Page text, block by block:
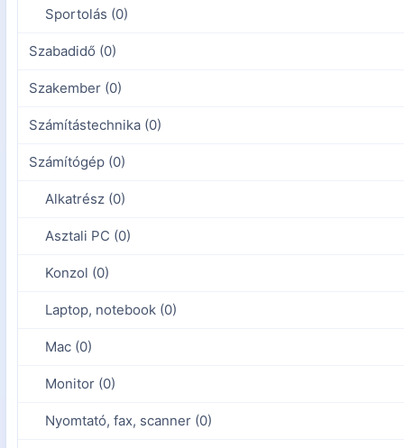
Sportolás (0)
Szabadidő (0)
Szakember (0)
Számítástechnika (0)
Számítógép (0)
Alkatrész (0)
Asztali PC (0)
Konzol (0)
Laptop, notebook (0)
Mac (0)
Monitor (0)
Nyomtató, fax, scanner (0)